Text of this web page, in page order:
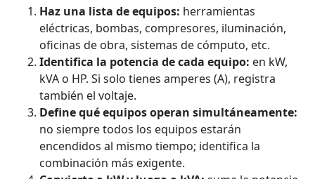
Haz una lista de equipos: herramientas
eléctricas, bombas, compresores, iluminación,
oficinas de obra, sistemas de cómputo, etc.
Identifica la potencia de cada equipo: en kW,
kVA o HP. Si solo tienes amperes (A), registra
también el voltaje.
Define qué equipos operan simultáneamente:
no siempre todos los equipos estarán
encendidos al mismo tiempo; identifica la
combinación más exigente.